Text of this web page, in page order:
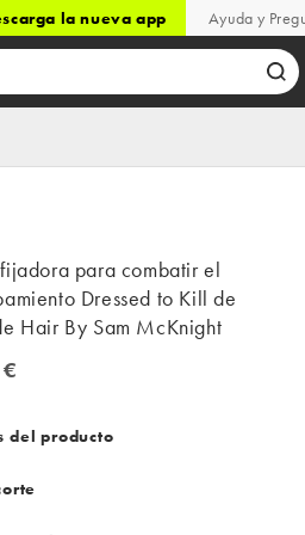
la nueva app Ayuda y
para combatir el
Dressed to Kill de
Hair By Sam McKnight
del producto